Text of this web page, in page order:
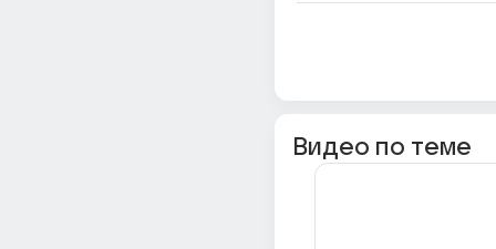
Видео по теме